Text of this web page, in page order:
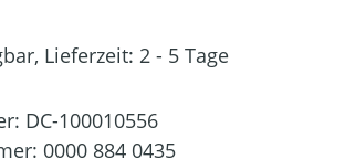
Lieferzeit: 2 - 5 Tage
DC-100010556
0000 884 0435